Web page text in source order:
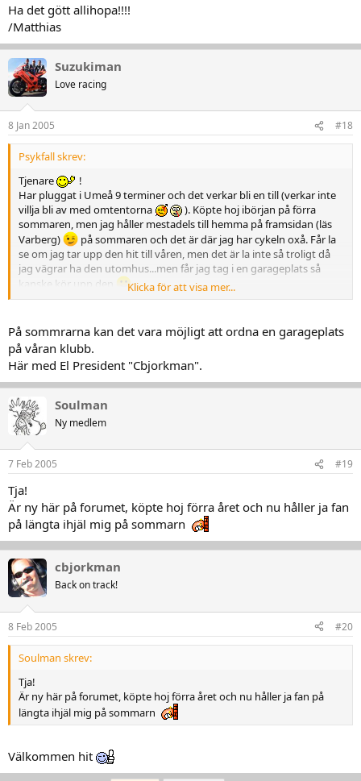
Ha det gött allihopa!!!!
/Matthias
Suzukiman
Love racing
8 Jan 2005 #18
Psykfall skrev:
Tjenare
!
Har pluggat i Umeå 9 terminer och det verkar bli en till (verkar inte
villja bli av med omtentorna
). Köpte hoj ibörjan på förra
sommaren, men jag håller mestadels till hemma på framsidan (läs
Varberg)
på sommaren och det är där jag har cykeln oxå. Får la
se om jag tar upp den hit till våren, men det är la inte så troligt då
jag vägrar ha den utomhus...men får jag tag i en garageplats så
kanske kör upp den
.
/Matthias
Klicka för att visa mer...
På sommrarna kan det vara möjligt att ordna en garageplats
på våran klubb.
Här med El President "Cbjorkman".
Soulman
Ny medlem
7 Feb 2005 #19
Tja!
Är ny här på forumet, köpte hoj förra året och nu håller ja fan
på längta ihjäl mig på sommarn
cbjorkman
Back on track!
8 Feb 2005 #20
Soulman skrev:
Tja!
Är ny här på forumet, köpte hoj förra året och nu håller ja fan på
längta ihjäl mig på sommarn
Välkommen hit